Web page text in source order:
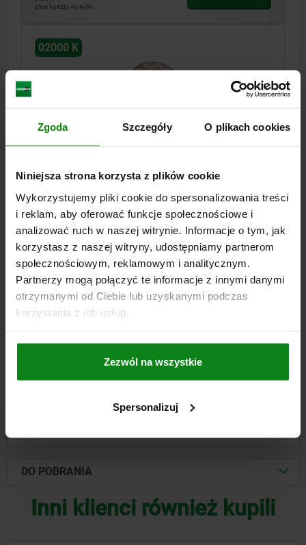
Zgoda Szczegóły O plikach cookies
Niniejsza strona korzysta z plików cookie
Wykorzystujemy pliki cookie do spersonalizowania treści
i reklam, aby oferować funkcje społecznościowe i
analizować ruch w naszej witrynie. Informacje o tym, jak
korzystasz z naszej witryny, udostępniamy partnerom
społecznościowym, reklamowym i analitycznym.
Partnerzy mogą połączyć te informacje z innymi danymi
otrzymanymi od Ciebie lub uzyskanymi podczas
korzystania z ich usług.
Zezwól na wszystkie
Spersonalizuj
plus koszty wysyłki
02000 K
ULEPSZENIU CIEP., KOMP:STAL LOZYSKOWA
GWINT=M5 ŚREDNICA ZEWNĘTRZNA=28 FORMA=K D3=19,05
WYSOKOŚĆ=25
GŁĘBOKOŚĆ GWINTU=6 Ø KULKI=25
OTWÓR USTALAJĄCY=Ø 28 H7X13 MIN.
OBCIĄŻALNOŚĆ MAKS. KN (TYLKO PRZY OBCIĄŻENIU
STATYCZNYM)=90*
Nr zamówienia: 02000-805
327,28 PLN
DO POBRANIA
Inni klienci również kupili